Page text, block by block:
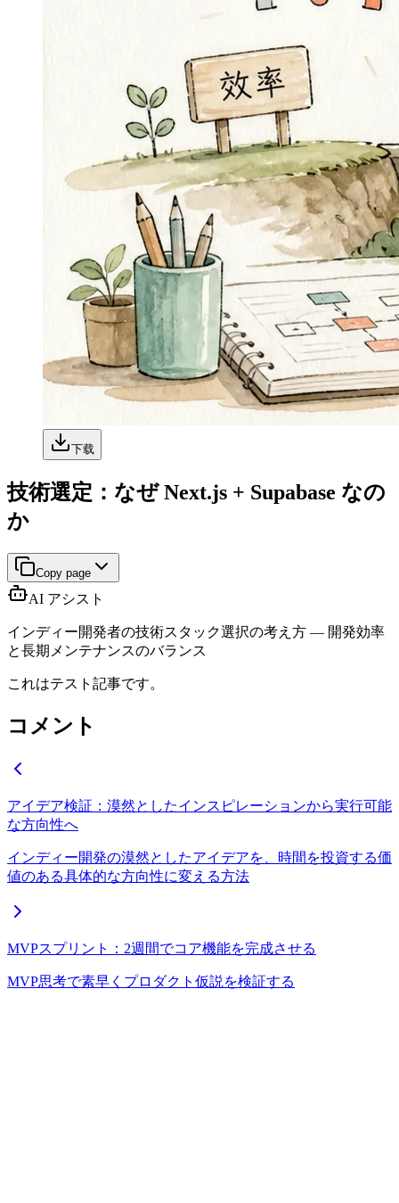
下载
技術選定：なぜ Next.js + Supabase なの
か
Copy page
AI アシスト
インディー開発者の技術スタック選択の考え方 — 開発効率
と長期メンテナンスのバランス
これはテスト記事です。
コメント
アイデア検証：漠然としたインスピレーションから実行可能
な方向性へ
インディー開発の漠然としたアイデアを、時間を投資する価
値のある具体的な方向性に変える方法
MVPスプリント：2週間でコア機能を完成させる
MVP思考で素早くプロダクト仮説を検証する